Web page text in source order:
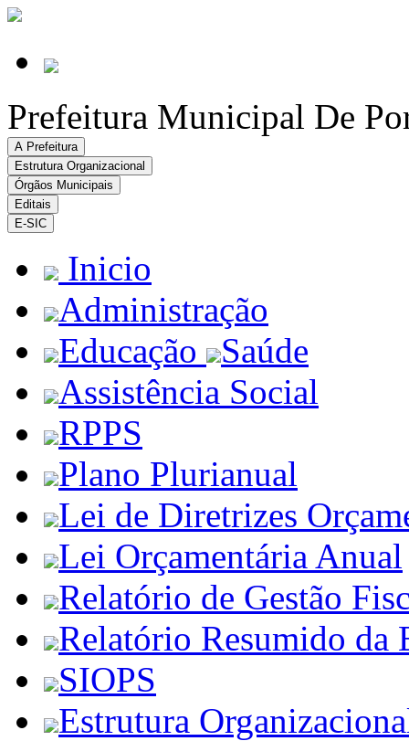
Prefeitura Municipal De
A Prefeitura
Estrutura Organizacional
Órgãos Municipais
Editais
E-SIC
Inicio
Administração
Educação
Saúde
Assistência Social
RPPS
Plano Plurianual
Lei de Diretrizes
Lei Orçamentária Anual
Relatório de Gestão
Relatório Resumido da
SIOPS
Estrutura